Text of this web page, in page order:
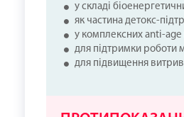
у складі
як частина детокс-
у комплексних anti-age
для підтримки роботи
для підвищення